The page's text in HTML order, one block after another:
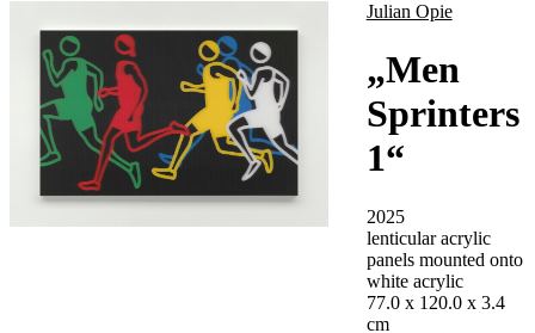
Julian Opie
„Men
Sprinters
1“
2025
lenticular acrylic
panels mounted onto
white acrylic
77.0 x 120.0 x 3.4
cm